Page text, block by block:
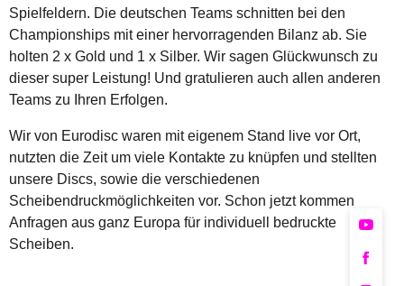
Spielfeldern. Die deutschen Teams schnitten bei den
Championships mit einer hervorragenden Bilanz ab. Sie
holten 2 x Gold und 1 x Silber. Wir sagen Glückwunsch zu
dieser super Leistung! Und gratulieren auch allen anderen
Teams zu Ihren Erfolgen.
Wir von Eurodisc waren mit eigenem Stand live vor Ort,
nutzten die Zeit um viele Kontakte zu knüpfen und stellten
unsere Discs, sowie die verschiedenen
Scheibendruckmöglichkeiten vor. Schon jetzt kommen
Anfragen aus ganz Europa für individuell bedruckte
Scheiben.